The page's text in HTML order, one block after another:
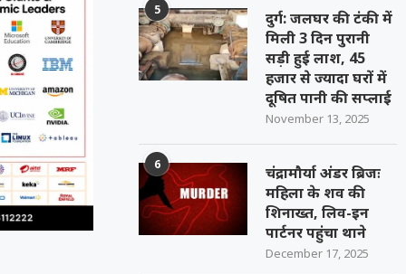
5
दुर्ग: जलघर की टंकी में
मिली 3 दिन पुरानी
सड़ी हुई लाश, 45
हजार से ज्यादा घरों में
दूषित पानी की सप्लाई
November 13, 2025
6
चंद्रामौर्या अंडर ब्रिजः
महिला के शव की
शिनाख्त, लिव-इन
पार्टनर पहुंचा थाने
December 17, 2025